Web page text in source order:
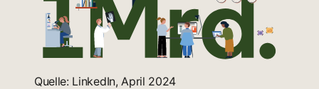
Quelle: LinkedIn, April 2024